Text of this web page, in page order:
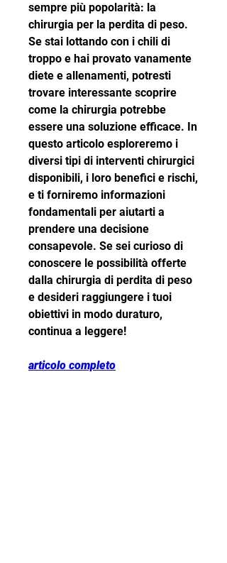
sempre più popolarità: la
chirurgia per la perdita di peso.
Se stai lottando con i chili di
troppo e hai provato vanamente
diete e allenamenti, potresti
trovare interessante scoprire
come la chirurgia potrebbe
essere una soluzione efficace. In
questo articolo esploreremo i
diversi tipi di interventi chirurgici
disponibili, i loro benefici e rischi,
e ti forniremo informazioni
fondamentali per aiutarti a
prendere una decisione
consapevole. Se sei curioso di
conoscere le possibilità offerte
dalla chirurgia di perdita di peso
e desideri raggiungere i tuoi
obiettivi in modo duraturo,
continua a leggere!
articolo completo